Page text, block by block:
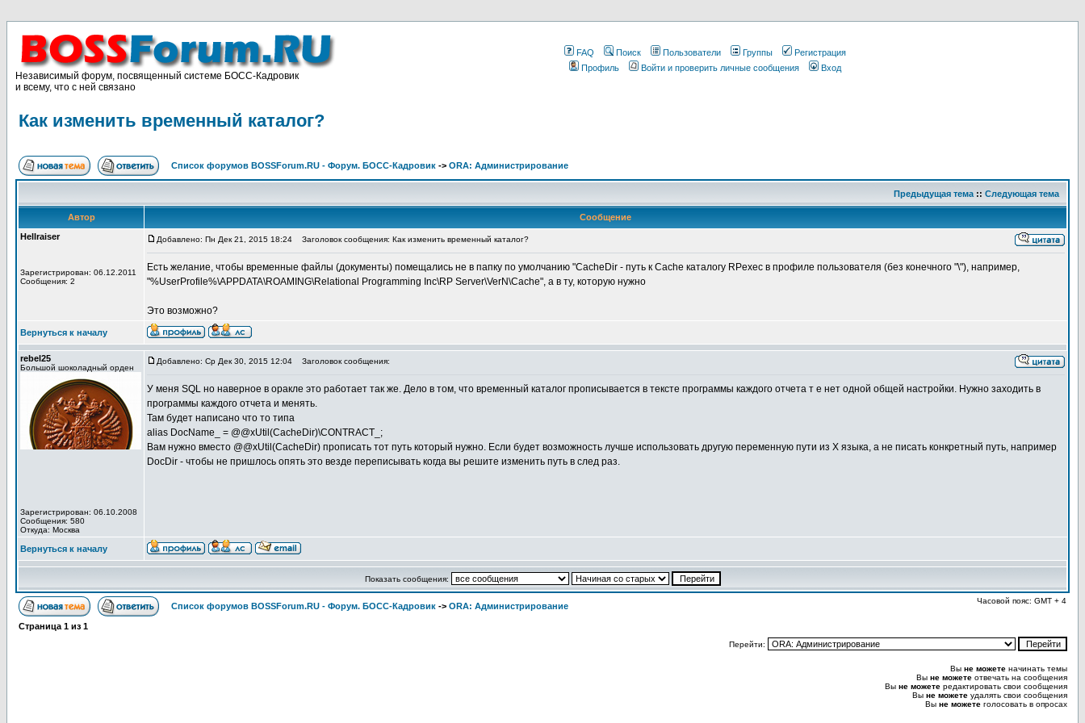
Независимый форум, посвященный системе БОСС-Кадровик
и всему, что с ней связано
FAQ Поиск Пользователи Группы
Регистрация
Профиль
Войти и проверить личные сообщения Вход
Как изменить временный каталог?
Список форумов BOSSForum.RU - Форум. БОСС-Кадровик -> ORA: Администрирование
Предыдущая тема :: Следующая тема
Автор
Сообщение
Hellraiser
Зарегистрирован: 06.12.2011
Сообщения: 2
Добавлено: Пн Дек 21, 2015 18:24 Заголовок сообщения: Как изменить временный каталог?
Есть желание, чтобы временные файлы (документы) помещались не в папку по умолчанию "CacheDir - путь к Cache каталогу RPexec в профиле пользователя (без конечного "\"), например,
"%UserProfile%\APPDATA\ROAMING\Relational Programming Inc\RP Server\VerN\Cache", а в ту, которую нужно
Это возможно?
Вернуться к началу
rebel25
Большой шоколадный орден
Зарегистрирован: 06.10.2008
Сообщения: 580
Откуда: Москва
Добавлено: Ср Дек 30, 2015 12:04 Заголовок сообщения:
У меня SQL но наверное в оракле это работает так же. Дело в том, что временный каталог прописывается в тексте программы каждого отчета т е нет одной общей настройки. Нужно заходить в
программы каждого отчета и менять.
Там будет написано что то типа
alias DocName_ = @@xUtil(CacheDir)\CONTRACT_;
Вам нужно вместо @@xUtil(CacheDir) прописать тот путь который нужно. Если будет возможность лучше использовать другую переменную пути из Х языка, а не писать конкретный путь, например
DocDir - чтобы не пришлось опять это везде переписывать когда вы решите изменить путь в след раз.
Вернуться к началу
Показать сообщения:
Список форумов BOSSForum.RU - Форум. БОСС-Кадровик -> ORA: Администрирование
Часовой пояс: GMT + 4
Страница 1 из 1
Перейти:
Вы не можете начинать темы
Вы не можете отвечать на сообщения
Вы не можете редактировать свои сообщения
Вы не можете удалять свои сообщения
Вы не можете голосовать в опросах